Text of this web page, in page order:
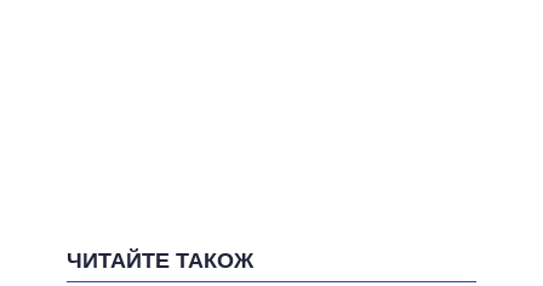
ЧИТАЙТЕ ТАКОЖ